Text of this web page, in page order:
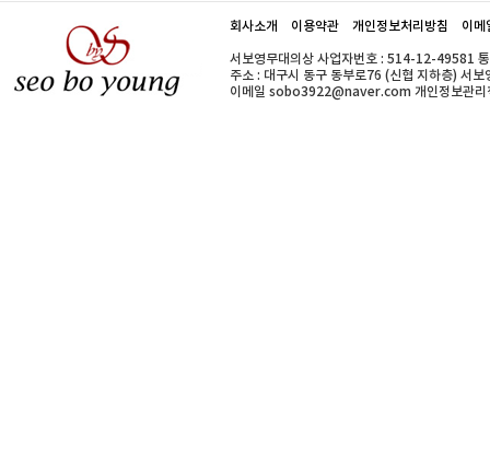
회사소개 이용약관 개인정보처리방침 이메
서보영무대의상 사업자번호 : 514-12-49581
주소 : 대구시 동구 동부로76 (신협 지하층)
이메일 sobo3922@naver.com 개인정보관리